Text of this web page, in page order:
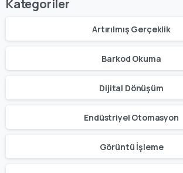
Kategoriler
Artırılmış Gerçeklik
Barkod Okuma
Dijital Dönüşüm
Endüstriyel Otomasyon
Görüntü İşleme